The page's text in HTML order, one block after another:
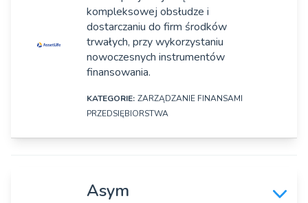
Ul. Sobieskiego 105/305, Bielsko-Biała
Strona www:
https://asekuro.pl/
Rok założenia:
kompleksowej obsłudze i
dostarczaniu do firm środków
trwałych, przy wykorzystaniu
nowoczesnych instrumentów
finansowania.
KATEGORIE: ZARZĄDZANIE FINANSAMI
PRZEDSIĘBIORSTWA
Nazwa firmy:Asym